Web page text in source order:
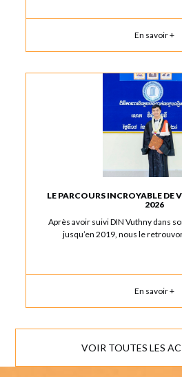
En savoir +
LE PARCOURS INCROYABLE DE
2026
Après avoir suivi DIN Vuthny dans
jusqu’en 2019, nous le
En savoir +
VOIR TOUTES LES